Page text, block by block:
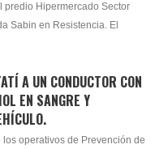
predio Hipermercado Sector
Sabin en Resistencia. El
A UN CONDUCTOR CON
EN SANGRE Y
los operativos de Prevención de